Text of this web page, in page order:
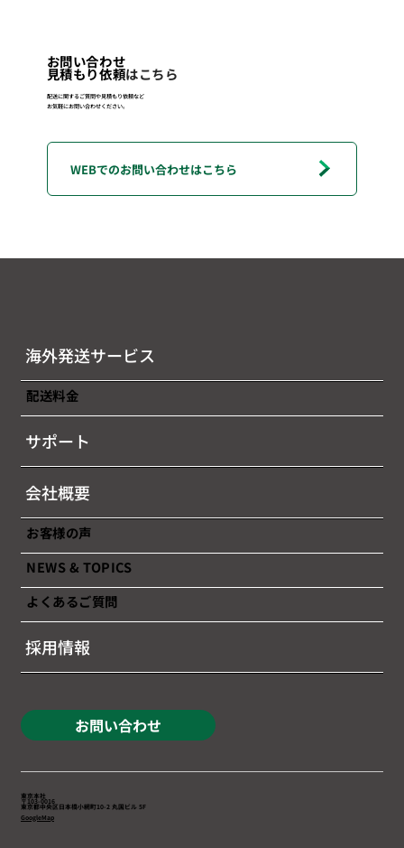
お問い合わせ
見積もり依頼はこちら
配送に関するご質問や見積もり依頼など
お気軽にお問い合わせください。
海外発送サービス
配送料金
サポート
会社概要
お客様の声
NEWS & TOPICS
よくあるご質問
採用情報
お問い合わせ
東京本社
〒103-0016
東京都中央区日本橋小網町10-2 丸国ビル 5F
GoogleMap